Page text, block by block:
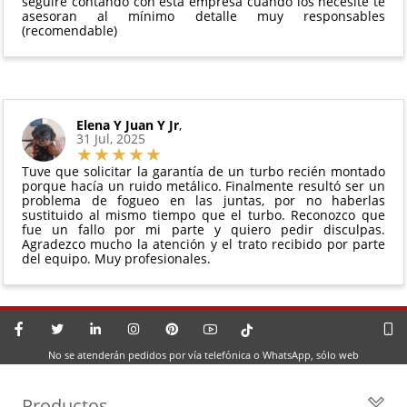
asesoran al mínimo detalle muy responsables
(recomendable)
Elena Y Juan Y Jr,
31 Jul, 2025
Tuve que solicitar la garantía de un turbo recién montado
porque hacía un ruido metálico. Finalmente resultó ser un
problema de fogueo en las juntas, por no haberlas
sustituido al mismo tiempo que el turbo. Reconozco que
fue un fallo por mi parte y quiero pedir disculpas.
Agradezco mucho la atención y el trato recibido por parte
del equipo. Muy profesionales.
No se atenderán pedidos por vía telefónica o WhatsApp, sólo web